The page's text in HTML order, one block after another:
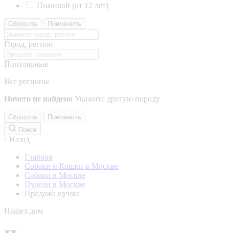
Пожилой (от 12 лет)
Сбросить Применить
Город, регион
Популярные
Все регионы
Ничего не найдено Укажите другую породу
Сбросить
Применить
Поиск
Назад
Главная
Собаки и Кошки в Москве
Собаки в Москве
Пудели в Москве
Продажа щенка
Нашел дом